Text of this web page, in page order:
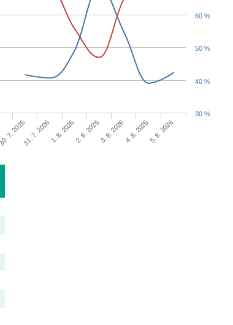
7. 202631. 7. 2026 1. 8. 20262. 8. 20263. 8. 20264. 8. 20265. 8. 2026
30 %
40 %
50 %
60 %